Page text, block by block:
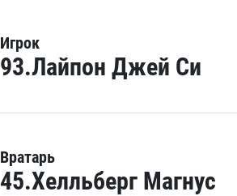
Игрок
93.Лайпон Джей Си
Вратарь
45.Хелльберг Магнус